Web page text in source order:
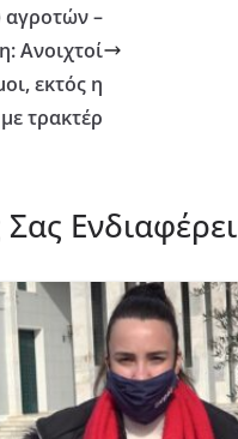
αγροτών –
Ανοιχτοί
εκτός η
τρακτέρ
Ενδιαφέρει